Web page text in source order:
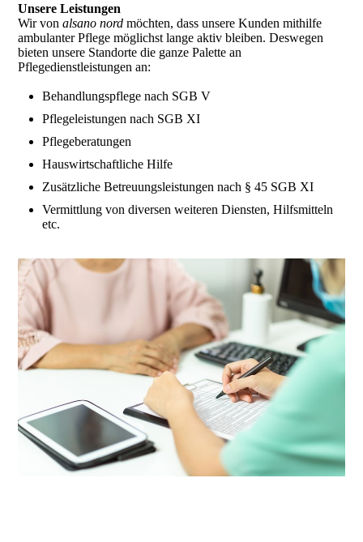
Unsere Leistungen
Wir vonalsano nord möchten, dass unsere Kunden mithilfe
ambulanter Pflege möglichst lange aktiv bleiben. Deswegen
bieten unsere Standorte die ganze Palette an
Pflegedienstleistungen an:
Behandlungspflege nach SGB V
Pflegeleistungen nach SGB XI
Pflegeberatungen
Hauswirtschaftliche Hilfe
Zusätzliche Betreuungsleistungen nach § 45 SGB XI
Vermittlung von diversen weiteren Diensten, Hilfsmitteln
etc.